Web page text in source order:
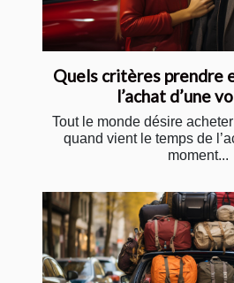
Quels critères prendre
l’achat d’une
Tout le monde désire
quand vient le temps de
moment...